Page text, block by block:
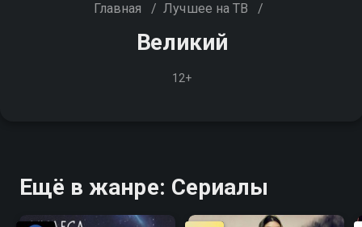
Главная / Лучшее на ТВ /
Великий
12+
Ещё в жанре: Сериалы